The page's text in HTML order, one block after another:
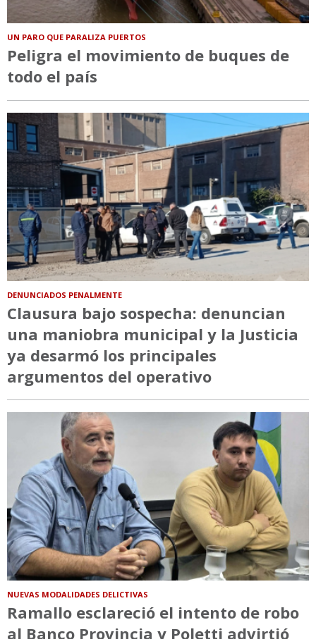
UN PARO QUE PARALIZA PUERTOS
Peligra el movimiento de buques de
todo el país
DENUNCIADOS PENALMENTE
Clausura bajo sospecha: denuncian
una maniobra municipal y la Justicia
ya desarmó los principales
argumentos del operativo
NUEVAS MODALIDADES DELICTIVAS
Ramallo esclareció el intento de robo
al Banco Provincia y Poletti advirtió